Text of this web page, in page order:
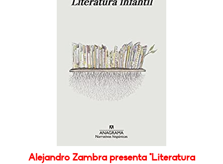
Alejandro Zambra presenta "Literatura